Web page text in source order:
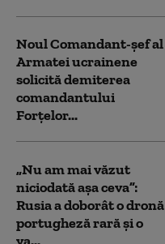
Noul Comandant-șef al
Armatei ucrainene
solicită demiterea
comandantului
Forțelor...
„Nu am mai văzut
niciodată așa ceva”:
Rusia a doborât o dronă
portugheză rară și o